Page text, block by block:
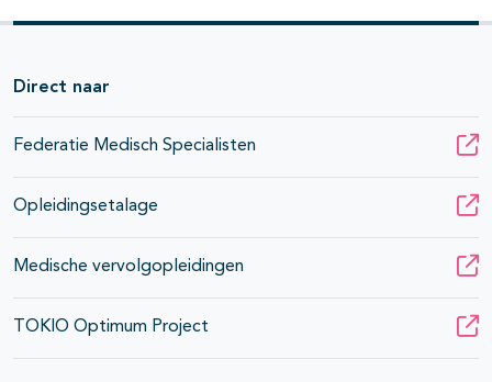
open- en dichtklappen
open- en dichtklappen
Direct naar
Federatie Medisch Specialisten
Opleidingsetalage
Medische vervolgopleidingen
TOKIO Optimum Project